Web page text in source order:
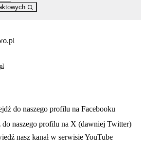
otwiera się w nowej karcie
do naszego profilu na Facebooku
karcie
do naszego profilu na X (dawniej Twitter)
otwiera się w nowej karcie
nasz kanał w serwisie YouTube